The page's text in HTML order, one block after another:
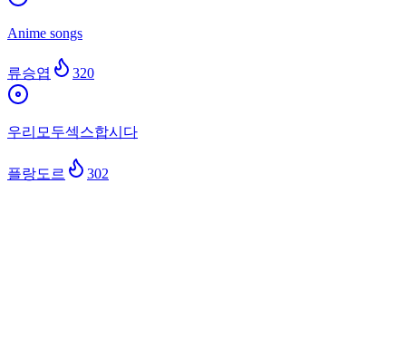
Anime songs
류승엽 320
우리모두섹스합시다
플랑도르 302